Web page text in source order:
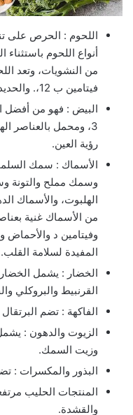
اللحوم : الحرص على
من النشويات، وتعد
فيتامين ب 12،. والحديد.
البيض : فهو من أفضل
3، ومحمل بالعناصر
رؤية العين.
الأسماك : سمك
وسمك مملح والتونة
الهلبوت، والأسماك
المفيدة لسلامة القلب.
الخضار : يشمل
القرنبيط والبروكلي
الفاكهة : تضم
الزيوت والدهون :
وزيت السمك.
البذور والمكسرات :
المنتجات الحليب
والقشدة.